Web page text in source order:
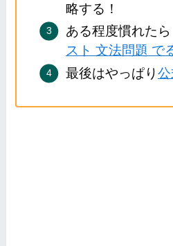
略する！
ある程度慣れたら
スト 文法問題 で
最後はやっぱり